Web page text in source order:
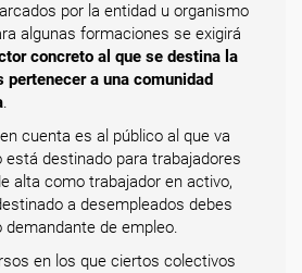
por la entidad u organismo
algunas formaciones se exigirá
concreto al que se destina la
pertenecer a una comunidad
.
cuenta es al público al que va
está destinado para trabajadores
alta como trabajador en activo,
a desempleados debes
de empleo.
en los que ciertos colectivos